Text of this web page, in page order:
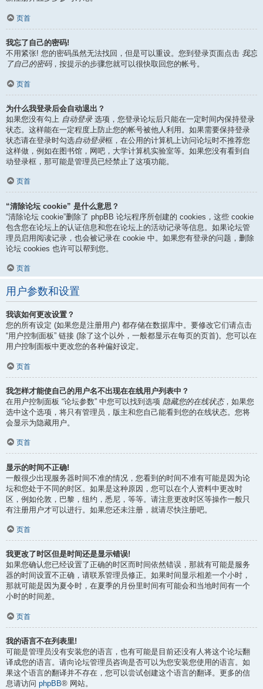
页首
我忘了自己的密码!
不用紧张! 您的密码虽然无法找回，但是可以重设。您到登录页面点击 我忘
了自己的密码，按提示的步骤您就可以很快取回您的帐号。
页首
为什么我登录后会自动退出？
如果您没有勾上 自动登录选项，您登录论坛后只能在一定时间内保持登录
状态。这样能在一定程度上防止您的帐号被他人利用。如果需要保持登录
状态请在登录时勾选自动登录框，在公用的计算机上访问论坛时不推荐您
这样做，例如在图书馆，网吧，大学计算机实验室等。如果您没有看到自
动登录框，那可能是管理员已经禁止了这项功能。
页首
“清除论坛 cookie” 是什么意思？
“清除论坛 cookie”删除了 phpBB 论坛程序所创建的 cookies，这些 cookie
包含您在论坛上的认证信息和您在论坛上的活动记录等信息。如果论坛管
理员启用阅读记录，也会被记录在 cookie 中。如果您有登录的问题，删除
论坛 cookies 也许可以帮到您。
页首
用户参数和设置
我该如何更改设置？
您的所有设定 (如果您是注册用户) 都存储在数据库中。要修改它们请点击
“用户控制面板” 链接 (除了这个以外，一般都显示在每页的页首)。您可以在
用户控制面板中更改您的各种偏好设定。
页首
我怎样才能使自己的用户名不出现在在线用户列表中？
在用户控制面板 “论坛参数” 中您可以找到选项 隐藏您的在线状态，如果您
选中这个选项，将只有管理员，版主和您自己能看到您的在线状态。您将
会显示为隐藏用户。
页首
显示的时间不正确!
一般很少出现服务器时间不准的情况，您看到的时间不准有可能是因为论
坛和您处于不同的时区。如果是这种原因，您可以在个人资料中更改时
区，例如伦敦，巴黎，纽约，悉尼，等等。请注意更改时区等操作一般只
有注册用户才可以进行。如果您还未注册，就请尽快注册吧。
页首
我更改了时区但是时间还是显示错误!
如果您确认您已经设置了正确的时区而时间依然错误，那就有可能是服务
器的时间设置不正确，请联系管理员修正。如果时间显示相差一个小时，
那就可能是因为夏令时，在夏季的月份里时间有可能会和当地时间有一个
小时的时间差。
页首
我的语言不在列表里!
可能是管理员没有安装您的语言，也有可能是目前还没有人将这个论坛翻
译成您的语言。请向论坛管理员咨询是否可以为您安装您使用的语言。如
果这个语言的翻译并不存在，您可以尝试创建这个语言的翻译。更多的信
息请访问 phpBB® 网站。